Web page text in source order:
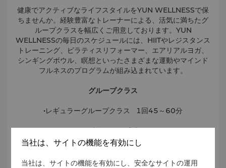
健康でアクティブなライフスタイルをYUN WELLNESSで保
ちませんか。経験豊富なトレーナーによる、活気に満ちたグ
ループクラスを幅広くご用意しております。YUN
WELLNESSの毎日のスケジュールには、HIITやレジスタンス
トレーニング、ピラティスリフォーマー、エアリアルヨガ、
シンギングボウル、瞑想といったさまざまな運動やマインド
フルネスのプログラムが組み込まれています。
グループクラス
•レギュラーグループクラス 1回45～60分
•会員以外：550香港ドル
当社は、サイトの機能を有効にし
当社は、サイトの機能を有効にし、安全なサイトの運用